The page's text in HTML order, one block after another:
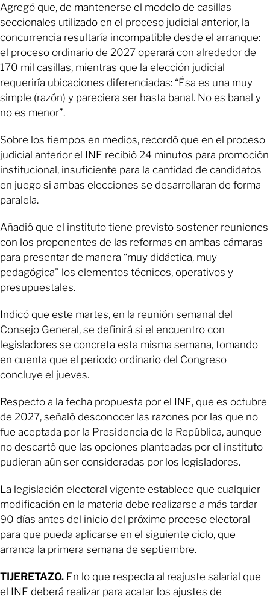
Agregó que, de mantenerse el modelo de casillas
seccionales utilizado en el proceso judicial anterior, la
concurrencia resultaría incompatible desde el arranque:
el proceso ordinario de 2027 operará con alrededor de
170 mil casillas, mientras que la elección judicial
requeriría ubicaciones diferenciadas: “Ésa es una muy
simple (razón) y pareciera ser hasta banal. No es banal y
no es menor”.
Sobre los tiempos en medios, recordó que en el proceso
judicial anterior el INE recibió 24 minutos para promoción
institucional, insuficiente para la cantidad de candidatos
en juego si ambas elecciones se desarrollaran de forma
paralela.
Añadió que el instituto tiene previsto sostener reuniones
con los proponentes de las reformas en ambas cámaras
para presentar de manera “muy didáctica, muy
pedagógica” los elementos técnicos, operativos y
presupuestales.
Indicó que este martes, en la reunión semanal del
Consejo General, se definirá si el encuentro con
legisladores se concreta esta misma semana, tomando
en cuenta que el periodo ordinario del Congreso
concluye el jueves.
Respecto a la fecha propuesta por el INE, que es octubre
de 2027, señaló desconocer las razones por las que no
fue aceptada por la Presidencia de la República, aunque
no descartó que las opciones planteadas por el instituto
pudieran aún ser consideradas por los legisladores.
La legislación electoral vigente establece que cualquier
modificación en la materia debe realizarse a más tardar
90 días antes del inicio del próximo proceso electoral
para que pueda aplicarse en el siguiente ciclo, que
arranca la primera semana de septiembre.
TIJERETAZO. En lo que respecta al reajuste salarial que
el INE deberá realizar para acatar los ajustes de